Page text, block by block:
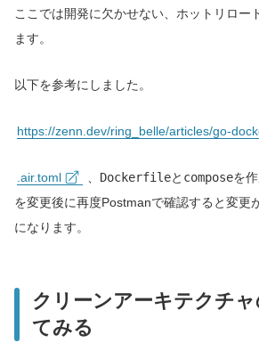
ここでは開発に欠かせない、ホットリロー
ます。
以下を参考にしました。
https://zenn.dev/ring_belle/articles/go-
.air.toml 、 Dockerfileと composeを
を変更後に再度Postmanで確認すると変更
になります。
クリーンアーキテクチ
てみる